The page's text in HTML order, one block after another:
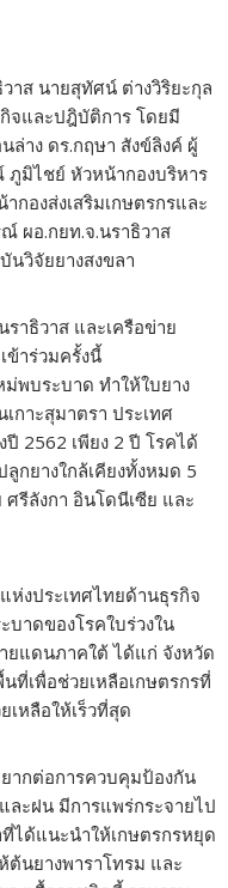
าส นายสุทัศน์ ต่างวิริยะกุล
จและปฎิบัติการ โดยมี
าง ดร.กฤษา สังข์ลิงค์ ผู้
ภูมิไชย์ หัวหน้ากองบริหาร
กองส่งเสริมเกษตรกรและ
ผอ.กยท.จ.นราธิวาส
นวิจัยยางสงขลา
าธิวาส และเครือข่าย
ข้าร่วมครั้งนี้
ม่พบระบาด ทำให้ใบยาง
กาะสุมาตรา ประเทศ
2562 เพียง 2 ปี โรคได้
ลูกยางใกล้เคียงทั้งหมด 5
ศรีลังกา อินโดนีเซีย และ
ห่งประเทศไทยด้านธุรกิจ
าดของโรคใบร่วงใน
ยแดนภาคใต้ ได้แก่ จังหวัด
ที่เพื่อช่วยเหลือเกษตรกรที่
หลือให้เร็วที่สุด
ากต่อการควบคุมป้องกัน
ละฝน มีการแพร่กระจายไป
ที่ได้แนะนำให้เกษตรกรหยุด
ต้นยางพาราโทรม และ